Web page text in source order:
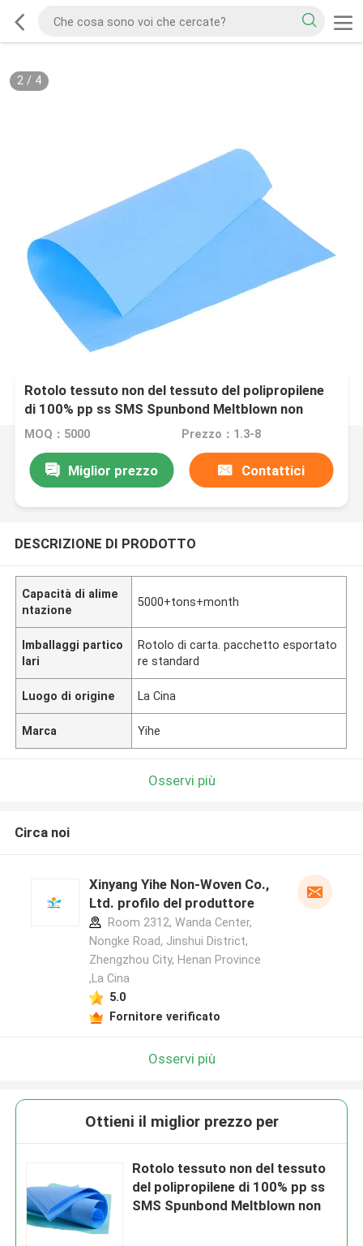
2/ 4
Rotolo tessuto non del tessuto del polipropilene
di 100% pp ss SMS Spunbond Meltblown non
MOQ：5000 Prezzo：1.3-8
Miglior prezzo Contattici
DESCRIZIONE DI PRODOTTO
Capacità di alime
ntazione
5000+tons+month
Imballaggi partico
lari
Rotolo di carta. pacchetto esportato
re standard
Luogo di origine La Cina
Marca Yihe
Osservi più
Circa noi
Xinyang Yihe Non-Woven Co.,
Ltd. profilo del produttore
Room 2312, Wanda Center,
Nongke Road, Jinshui District,
Zhengzhou City, Henan Province
,La Cina
5.0
Fornitore verificato
Osservi più
Ottieni il miglior prezzo per
Rotolo tessuto non del tessuto
del polipropilene di 100% pp ss
SMS Spunbond Meltblown non